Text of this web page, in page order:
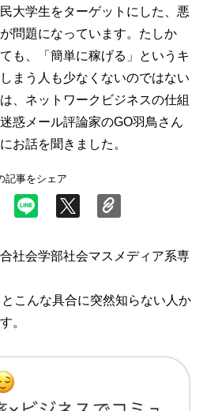
大学生をターゲットにした、悪
問題になっています。たしか
も、「簡単に稼げる」というキ
まう人も少なくないのではない
、ネットワークビジネスの仕組
惑メール評論家のGO羽鳥さん
お話を聞きました。
記事をシェア
社会学部社会マスメディア系専
こんな具合に突然知らない人か
。